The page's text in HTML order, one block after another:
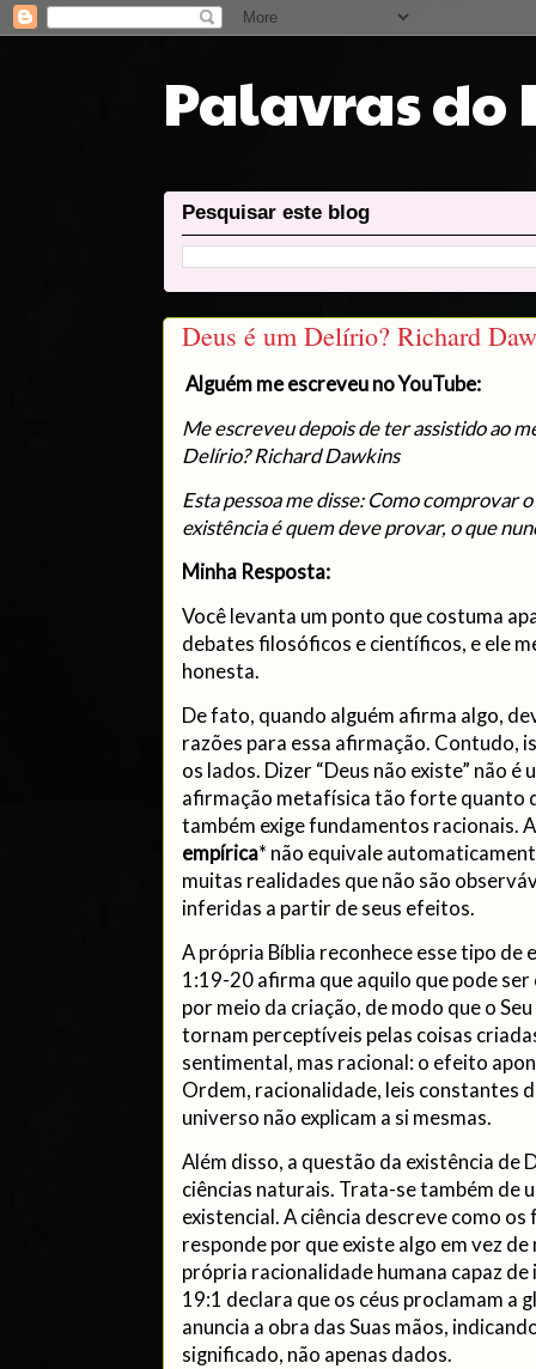
Palavras do
Pesquisar este blog
Deus é um Delírio? Richard
Alguém me escreveu no YouTube:
Me escreveu depois de ter assistido ao
Delírio? Richard Dawkins
Esta pessoa me disse: Como comprovar
existência é quem deve provar, o que
Minha Resposta:
Você levanta um ponto que costuma
debates filosóficos e científicos, e ele
honesta.
De fato, quando alguém afirma algo,
razões para essa afirmação. Contudo,
os lados. Dizer “Deus não existe” não é
afirmação metafísica tão forte quanto
também exige fundamentos racionais.
empírica* não equivale
muitas realidades que não são
inferidas a partir de seus efeitos.
A própria Bíblia reconhece esse tipo de
1:19-20 afirma que aquilo que pode
por meio da criação, de modo que o
tornam perceptíveis pelas coisas
sentimental, mas racional: o efeito
Ordem, racionalidade, leis constantes
universo não explicam a si mesmas.
Além disso, a questão da existência de
ciências naturais. Trata-se também de
existencial. A ciência descreve como
responde por que existe algo em vez de
própria racionalidade humana capaz
19:1 declara que os céus proclamam a
anuncia a obra das Suas mãos,
significado, não apenas dados.